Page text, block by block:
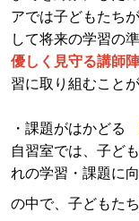
アでは子どもたち
して将来の学習の
優しく見守る講師
習に取り組むこと
・課題がはかどる
自習室では、子ど
れの学習・課題に
の中で、子どもた